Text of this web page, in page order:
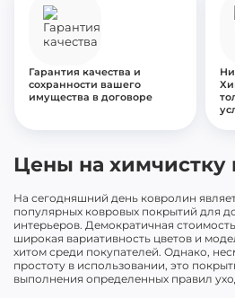
Гарантия качества и
сохранности вашего
имущества в договоре
Цены на химчистку
На сегодняшний день ковролин
популярных ковровых покрытий для
интерьеров. Демократичная
широкая вариативность цветов и
хитом среди покупателей. Однако,
простоту в использовании, это
выполнения определенных правил